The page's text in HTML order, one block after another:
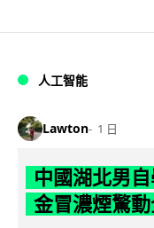
人工智能
Lawton 1 日
中國湖北男
金冒濃煙驚